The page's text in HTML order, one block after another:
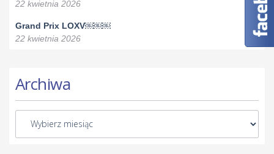
22 kwietnia 2026
Grand Prix LOXV￼￼￼
22 kwietnia 2026
Archiwa